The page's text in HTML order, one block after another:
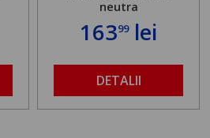
neutra
16399lei
DETALII